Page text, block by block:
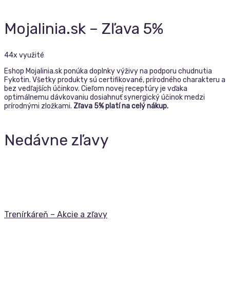
Mojalinia.sk – Zľava 5%
44x využité
Eshop Mojalinia.sk ponúka doplnky výživy na podporu chudnutia
Fykotin. Všetky produkty sú certifikované, prírodného charakteru a
bez vedľajších účinkov. Cieľom novej receptúry je vďaka
optimálnemu dávkovaniu dosiahnuť synergický účinok medzi
prírodnými zložkami. Zľava 5% platí na celý nákup.
Nedávne zľavy
Trenírkáreň – Akcie a zľavy